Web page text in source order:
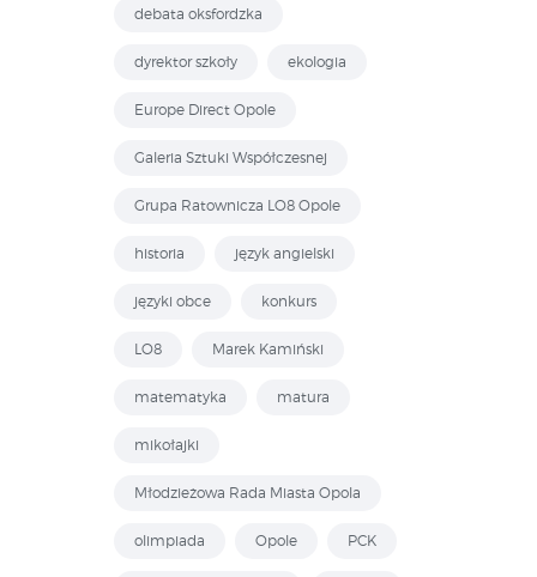
debata oksfordzka
dyrektor szkoły ekologia
Europe Direct Opole
Galeria Sztuki Współczesnej
Grupa Ratownicza LO8 Opole
historia język angielski
języki obce konkurs
LO8 Marek Kamiński
matematyka matura
mikołajki
Młodzieżowa Rada Miasta Opola
olimpiada Opole PCK